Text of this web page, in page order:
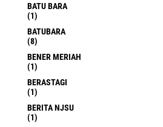
BATU BARA
(1)
BATUBARA
(8)
BENER MERIAH
(1)
BERASTAGI
(1)
BERITA NJSU
(1)